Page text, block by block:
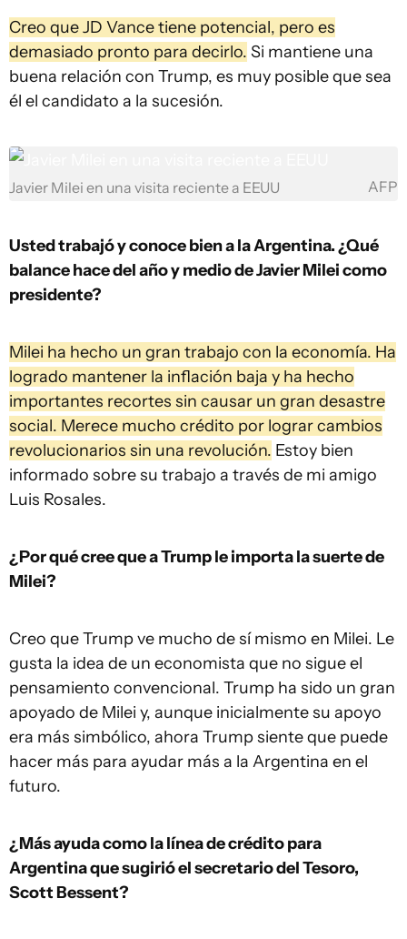
Creo que JD Vance tiene potencial, pero es
demasiado pronto para decirlo. Si mantiene una
buena relación con Trump, es muy posible que sea
él el candidato a la sucesión.
Javier Milei en una visita reciente a EEUU AFP
Usted trabajó y conoce bien a la Argentina. ¿Qué
balance hace del año y medio de Javier Milei como
presidente?
Milei ha hecho un gran trabajo con la economía. Ha
logrado mantener la inflación baja y ha hecho
importantes recortes sin causar un gran desastre
social. Merece mucho crédito por lograr cambios
revolucionarios sin una revolución. Estoy bien
informado sobre su trabajo a través de mi amigo
Luis Rosales.
¿Por qué cree que a Trump le importa la suerte de
Milei?
Creo que Trump ve mucho de sí mismo en Milei. Le
gusta la idea de un economista que no sigue el
pensamiento convencional. Trump ha sido un gran
apoyado de Milei y, aunque inicialmente su apoyo
era más simbólico, ahora Trump siente que puede
hacer más para ayudar más a la Argentina en el
futuro.
¿Más ayuda como la línea de crédito para
Argentina que sugirió el secretario del Tesoro,
Scott Bessent?